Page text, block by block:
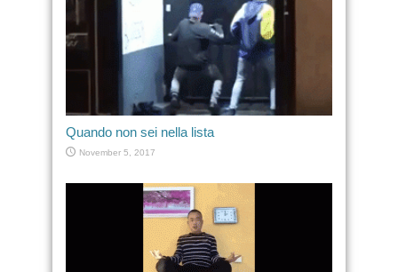
Quando non sei nella lista
November 5, 2017